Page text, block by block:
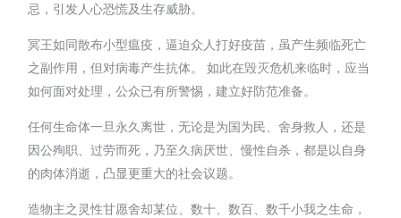
忌，引发人心恐慌及生存威胁。
冥王如同散布小型瘟疫，逼迫众人打好疫苗，虽产生频临死亡
之副作用，但对病毒产生抗体。 如此在毁灭危机来临时，应当
如何面对处理，公众已有所警惕，建立好防范准备。
任何生命体一旦永久离世，无论是为国为民、舍身救人，还是
因公殉职、过劳而死，乃至久病厌世、慢性自杀，都是以自身
的肉体消逝，凸显更重大的社会议题。
造物主之灵性甘愿舍却某位、数十、数百、数千小我之生命，